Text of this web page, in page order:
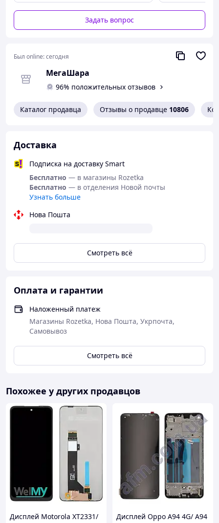
Задать вопрос
Был online:сегодня
МегаШара
96% положительных отзывов
Каталог продавца Отзывы о продавце 10806
Доставка
Подписка на доставку Smart
Бесплатно — в магазины Rozetka
Бесплатно — в отделения Новой почты
Узнать больше
Нова Пошта
Смотреть всё
Оплата и гарантии
Наложенный платеж
Магазины Rozetka, Нова Пошта, Укрпочта,
Самовывоз
Смотреть всё
Похожее у других продавцов
Дисплей Motorola XT2331/
Дисплей Oppo A94 4G/ A94